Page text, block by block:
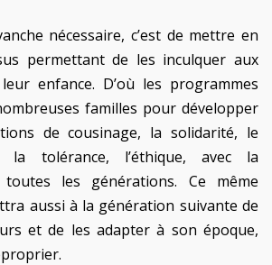
nécessaire, c’est de mettre en
permettant de les inculquer aux
enfance. D’où les programmes
familles pour développer
de cousinage, la solidarité, le
la tolérance, l’éthique, avec la
les générations. Ce même
aussi à la génération suivante de
et de les adapter à son époque,